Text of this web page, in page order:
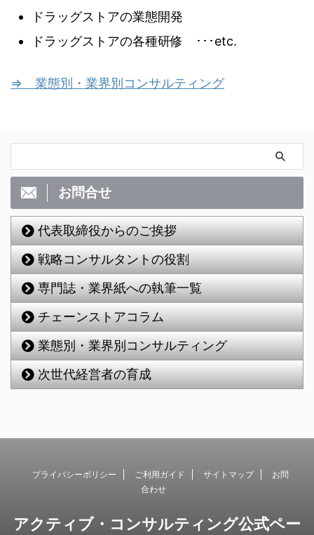
ドラッグストアの業態開発
ドラッグストアの各種研修 ･･･etc.
⇒ 業態別・業界別コンサルティング
お問合せ
代表取締役からのご挨拶
戦略コンサルタントの役割
専門誌・業界紙への執筆一覧
チェーンストアコラム
業態別・業界別コンサルティング
次世代経営者の育成
プライバシーポリシー ご利用ガイド サイトマップ
お問
合わせ
アクティブ・コンサルティング公式ペー